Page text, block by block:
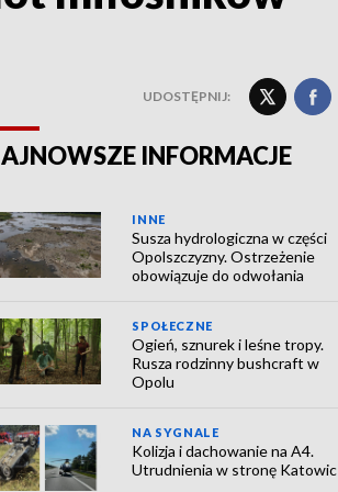
UDOSTĘPNIJ:
INFORMACJE
INNE
Susza hydrologiczna w części
Opolszczyzny. Ostrzeżenie
obowiązuje do odwołania
SPOŁECZNE
Ogień, sznurek i leśne tropy.
Rusza rodzinny bushcraft w
Opolu
NA SYGNALE
Kolizja i dachowanie na A4.
Utrudnienia w stronę Katowic